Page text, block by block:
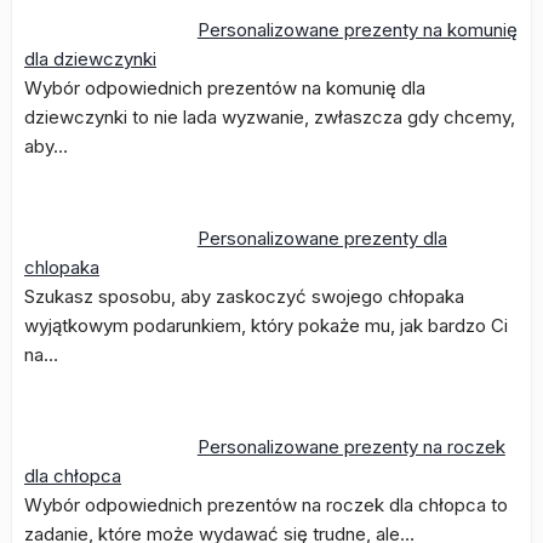
Personalizowane prezenty na komunię
dla dziewczynki
Wybór odpowiednich prezentów na komunię dla
dziewczynki to nie lada wyzwanie, zwłaszcza gdy chcemy,
aby…
Personalizowane prezenty dla
chlopaka
Szukasz sposobu, aby zaskoczyć swojego chłopaka
wyjątkowym podarunkiem, który pokaże mu, jak bardzo Ci
na…
Personalizowane prezenty na roczek
dla chłopca
Wybór odpowiednich prezentów na roczek dla chłopca to
zadanie, które może wydawać się trudne, ale…